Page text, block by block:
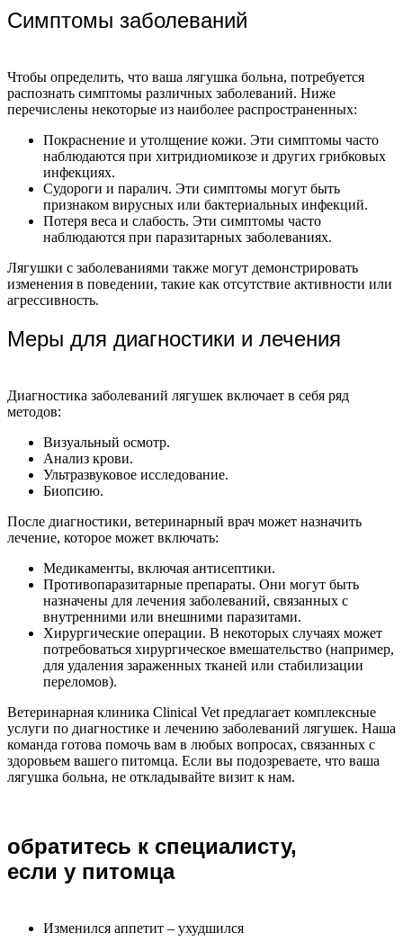
Симптомы заболеваний
Чтобы определить, что ваша лягушка больна, потребуется
распознать симптомы различных заболеваний. Ниже
перечислены некоторые из наиболее распространенных:
Покраснение и утолщение кожи. Эти симптомы часто
наблюдаются при хитридиомикозе и других грибковых
инфекциях.
Судороги и паралич. Эти симптомы могут быть
признаком вирусных или бактериальных инфекций.
Потеря веса и слабость. Эти симптомы часто
наблюдаются при паразитарных заболеваниях.
Лягушки с заболеваниями также могут демонстрировать
изменения в поведении, такие как отсутствие активности или
агрессивность.
Меры для диагностики и лечения
Диагностика заболеваний лягушек включает в себя ряд
методов:
Визуальный осмотр.
Анализ крови.
Ультразвуковое исследование.
Биопсию.
После диагностики, ветеринарный врач может назначить
лечение, которое может включать:
Медикаменты, включая антисептики.
Противопаразитарные препараты. Они могут быть
назначены для лечения заболеваний, связанных с
внутренними или внешними паразитами.
Хирургические операции. В некоторых случаях может
потребоваться хирургическое вмешательство (например,
для удаления зараженных тканей или стабилизации
переломов).
Ветеринарная клиника Clinical Vet предлагает комплексные
услуги по диагностике и лечению заболеваний лягушек. Наша
команда готова помочь вам в любых вопросах, связанных с
здоровьем вашего питомца. Если вы подозреваете, что ваша
лягушка больна, не откладывайте визит к нам.
обратитесь к специалисту,
если у питомца
Изменился аппетит – ухудшился